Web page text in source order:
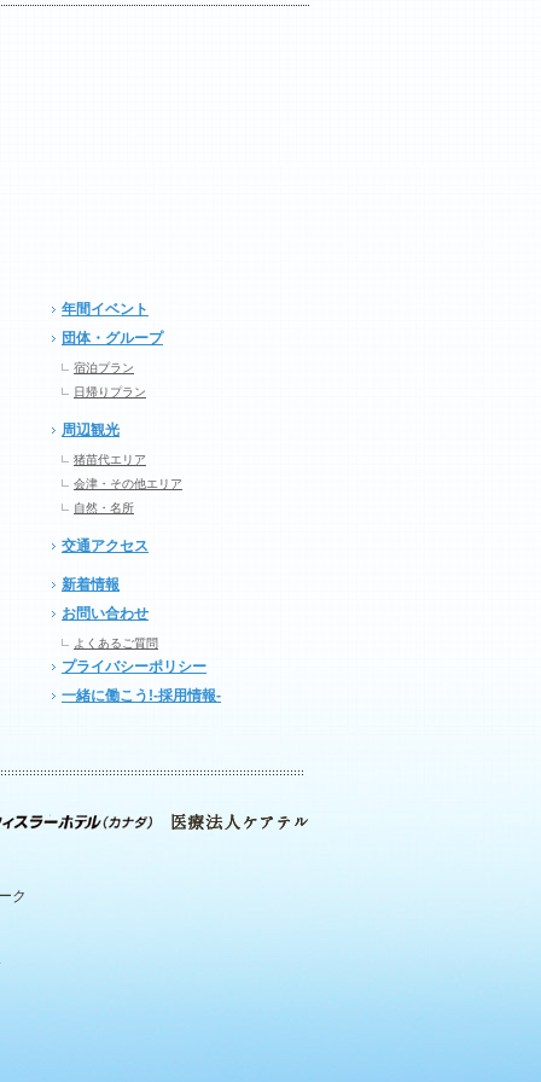
年間イベント
団体・グループ
宿泊プラン
日帰りプラン
周辺観光
猪苗代エリア
会津・その他エリア
自然・名所
交通アクセス
新着情報
お問い合わせ
よくあるご質問
プライバシーポリシー
一緒に働こう!-採用情報-
ク